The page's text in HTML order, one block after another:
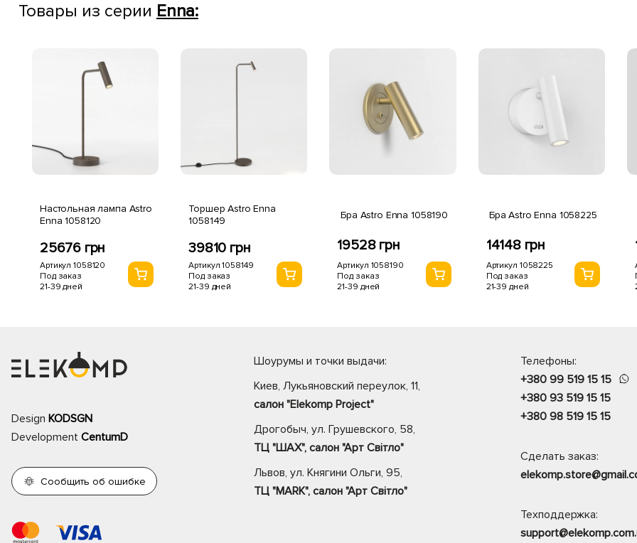
Товары из серии Enna:
Настольная лампа Astro
Enna 1058120
25676 грн
Артикул 1058120
Под заказ
21-39 дней
Торшер Astro Enna
1058149
39810 грн
Артикул 1058149
Под заказ
21-39 дней
Бра Astro Enna 1058190
19528 грн
Артикул 1058190
Под заказ
21-39 дней
Бра Astro Enna 1058225
14148 грн
Артикул 1058225
Под заказ
21-39 дней
Design KODSGN
Development CentumD
Сообщить об ошибке
Шоурумы и точки выдачи:
Киев, Лукьяновский переулок, 11,
салон "Elekomp Project"
Дрогобыч, ул. Грушевского, 58,
ТЦ "ШАХ", салон "Арт Світло"
Львов, ул. Княгини Ольги, 95,
ТЦ "MARK", салон "Арт Світло"
Телефоны:
+380 99 519 15 15
+380 93 519 15 15
+380 98 519 15 15
Сделать заказ:
Техподдержка: